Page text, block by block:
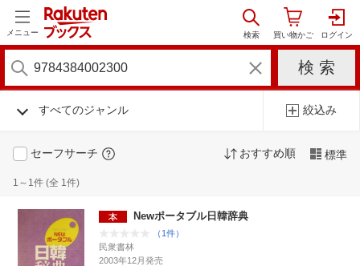
メニュー
すべてのジャンル 絞込み
セーフサーチ おすすめ順 標準
1～1件 (全 1件)
Newポータブル日韓辞典
（1件）
民衆書林
2003年12月発売